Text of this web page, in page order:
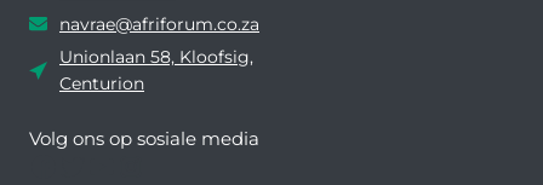
navrae@afriforum.co.za
Unionlaan 58, Kloofsig,
Centurion
Volg ons ​​op sosiale media